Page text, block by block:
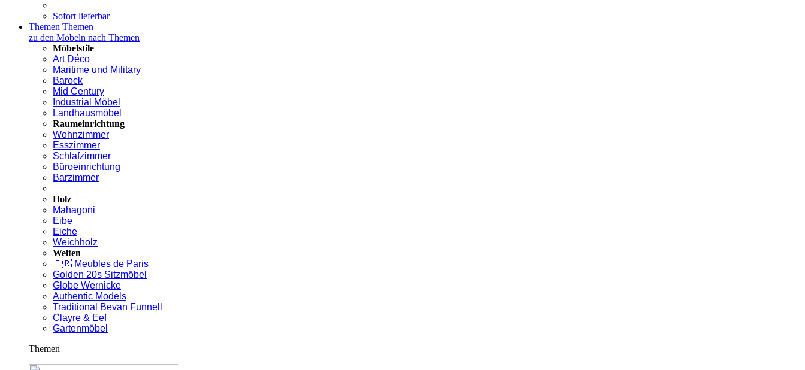
Sofort lieferbar
Themen Themen
zu den Möbeln nach Themen
Möbelstile
Art Déco
Maritime und Military
Barock
Mid Century
Industrial Möbel
Landhausmöbel
Raumeinrichtung
Wohnzimmer
Esszimmer
Schlafzimmer
Büroeinrichtung
Barzimmer
Holz
Mahagoni
Eibe
Eiche
Weichholz
Welten
🇫🇷 Meubles de Paris
Golden 20s Sitzmöbel
Globe Wernicke
Authentic Models
Traditional Bevan Funnell
Clayre & Eef
Gartenmöbel
Themen